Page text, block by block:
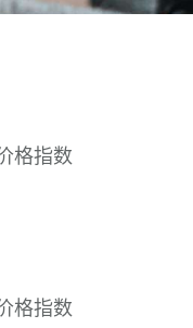
格指数
格指数